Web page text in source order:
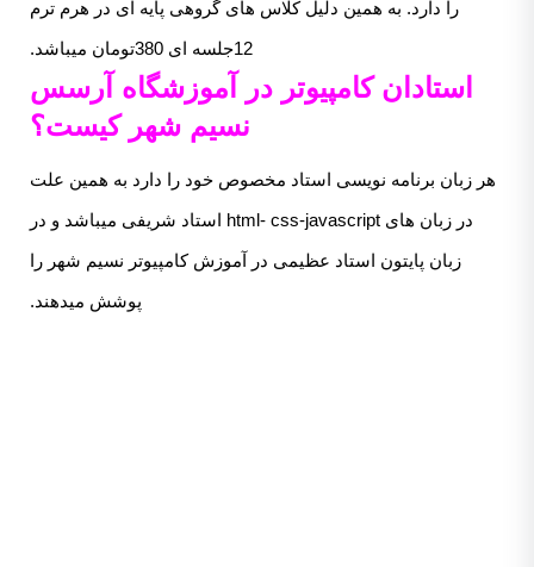
را دارد. به همین دلیل کلاس های گروهی پایه ای در هرم ترم
12جلسه ای 380تومان میباشد.
استادان کامپیوتر در آموزشگاه آرسس
نسیم شهر کیست؟
هر زبان برنامه نویسی استاد مخصوص خود را دارد به همین علت
در زبان های html- css-javascript استاد شریفی میباشد و در
زبان پایتون استاد عظیمی در آموزش کامپیوتر نسیم شهر را
پوشش میدهند.